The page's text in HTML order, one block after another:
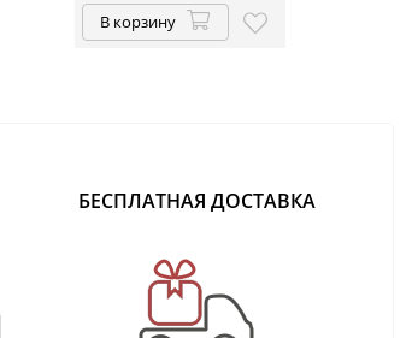
В корзину
БЕСПЛАТНАЯ ДОСТАВКА